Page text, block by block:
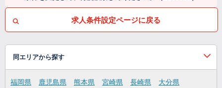
求人条件設定ページに戻る
同エリアから探す
福岡県 鹿児島県 熊本県 宮崎県 長崎県
大分県